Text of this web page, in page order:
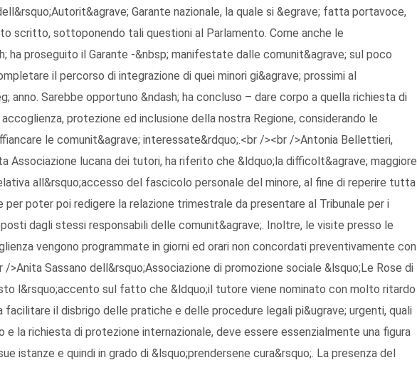
Garante nazionale, la quale si &egrave; fatta portavoce,
scritto, sottoponendo tali questioni al Parlamento. Come anche le
ha proseguito il Garante -&nbsp; manifestate dalle comunit&agrave; sul poco
il percorso di integrazione di quei minori gi&agrave; prossimi al
anno. Sarebbe opportuno &ndash; ha concluso – dare corpo a quella richiesta di
protezione ed inclusione della nostra Regione, considerando le
le comunit&agrave; interessate&rdquo;.<br /><br />Antonia Bellettieri,
Associazione lucana dei tutori, ha riferito che &ldquo;la difficolt&agrave; maggiore
all&rsquo;accesso del fascicolo personale del minore, al fine di reperire tutta
per poter poi redigere la relazione trimestrale da presentare al Tribunale per i
dagli stessi responsabili delle comunit&agrave;. Inoltre, le visite presso le
vengono programmate in giorni ed orari non concordati preventivamente con
>Anita Sassano dell&rsquo;Associazione di promozione sociale &lsquo;Le Rose di
l&rsquo;accento sul fatto che &ldquo;il tutore viene nominato con molto ritardo
il disbrigo delle pratiche e delle procedure legali pi&ugrave; urgenti, quali
e la richiesta di protezione internazionale, deve essere essenzialmente una figura
istanze e quindi in grado di &lsquo;prendersene cura&rsquo;. La presenza del